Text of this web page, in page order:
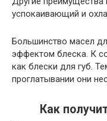
успокаивающий и
Большинство масел
эффектом блеска. К
как блески для губ.
проглатывании они
Как